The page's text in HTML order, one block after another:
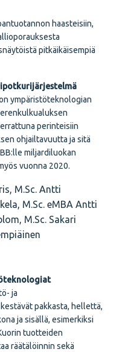
haasteisiin,
pitkäikäisempiä
ympäristöteknologian
perinteisiin
ohjailtavuutta ja sitä
miljardiluokan
vuonna 2020.
M.Sc. Antti
M.Sc. eMBA Antti
M.Sc. Sakari
ja
pakkasta, hellettä,
ja sisällä, esimerkiksi
tuotteiden
räätälöinnin sekä